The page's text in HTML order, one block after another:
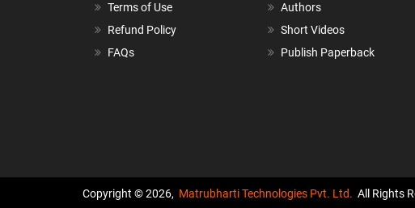
Terms of Use
Refund Policy
FAQs
Authors
Short Videos
Publish Paperback
Copyright © 2026, Matrubharti Technologies Pvt. Ltd. All Rights